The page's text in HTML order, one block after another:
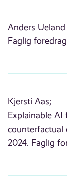
Anders
Faglig foredrag
Kjersti Aas;
Explainable AI
counterfactual
2024. Faglig